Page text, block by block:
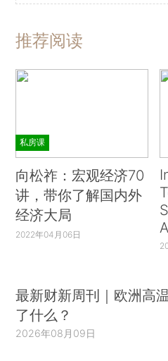
推荐阅读
私房课
向松祚：宏观经济70
讲，带你了解国内外
经济大局
2022年04月06日
最新财新周刊｜欧洲高
了什么？
2026年08月09日